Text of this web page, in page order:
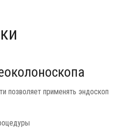
позволяет применять эндоскоп